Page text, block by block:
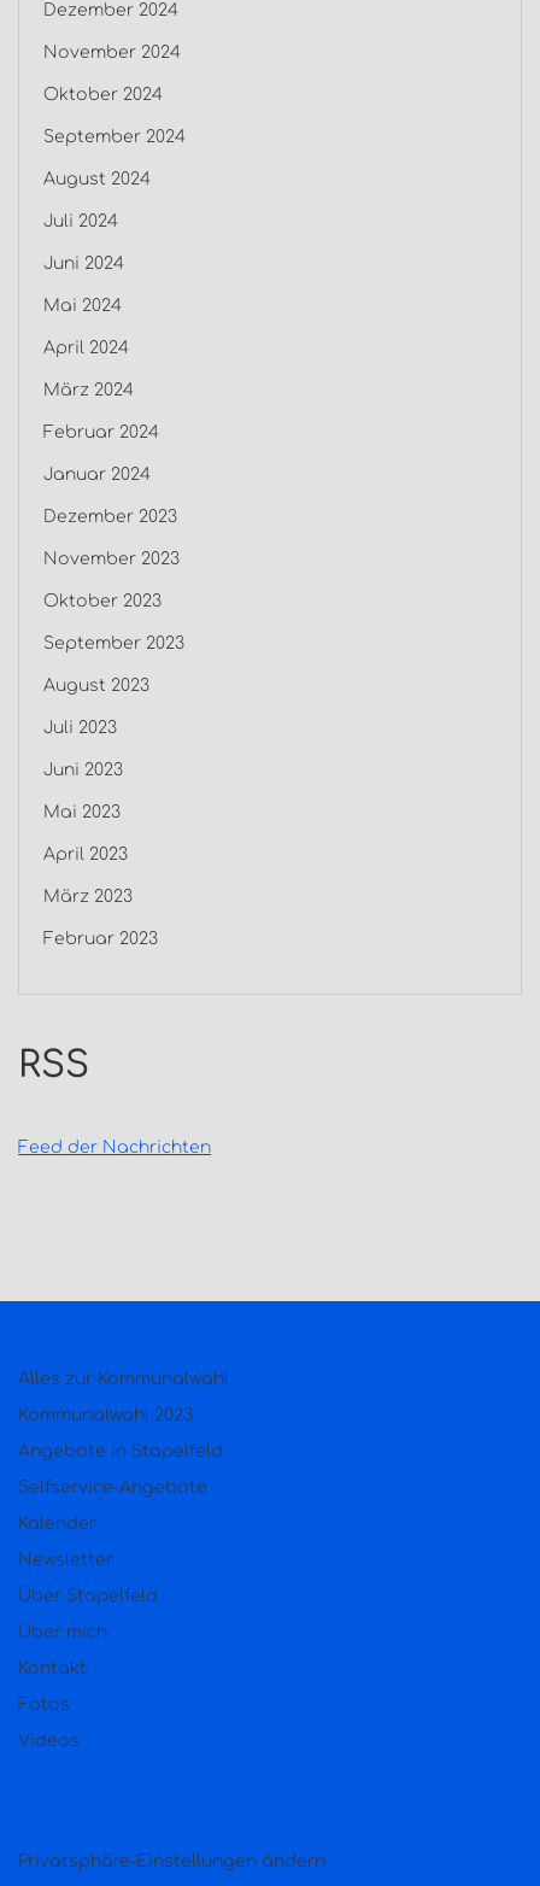
Dezember 2024
November 2024
Oktober 2024
September 2024
August 2024
Juli 2024
Juni 2024
Mai 2024
April 2024
März 2024
Februar 2024
Januar 2024
Dezember 2023
November 2023
Oktober 2023
September 2023
August 2023
Juli 2023
Juni 2023
Mai 2023
April 2023
März 2023
Februar 2023
RSS
Feed der Nachrichten
Alles zur Kommunalwahl
Kommunalwahl 2023
Angebote in Stapelfeld
Selfservice-Angebote
Kalender
Newsletter
Über Stapelfeld
Über mich
Kontakt
Fotos
Videos
Privatsphäre-Einstellungen ändern